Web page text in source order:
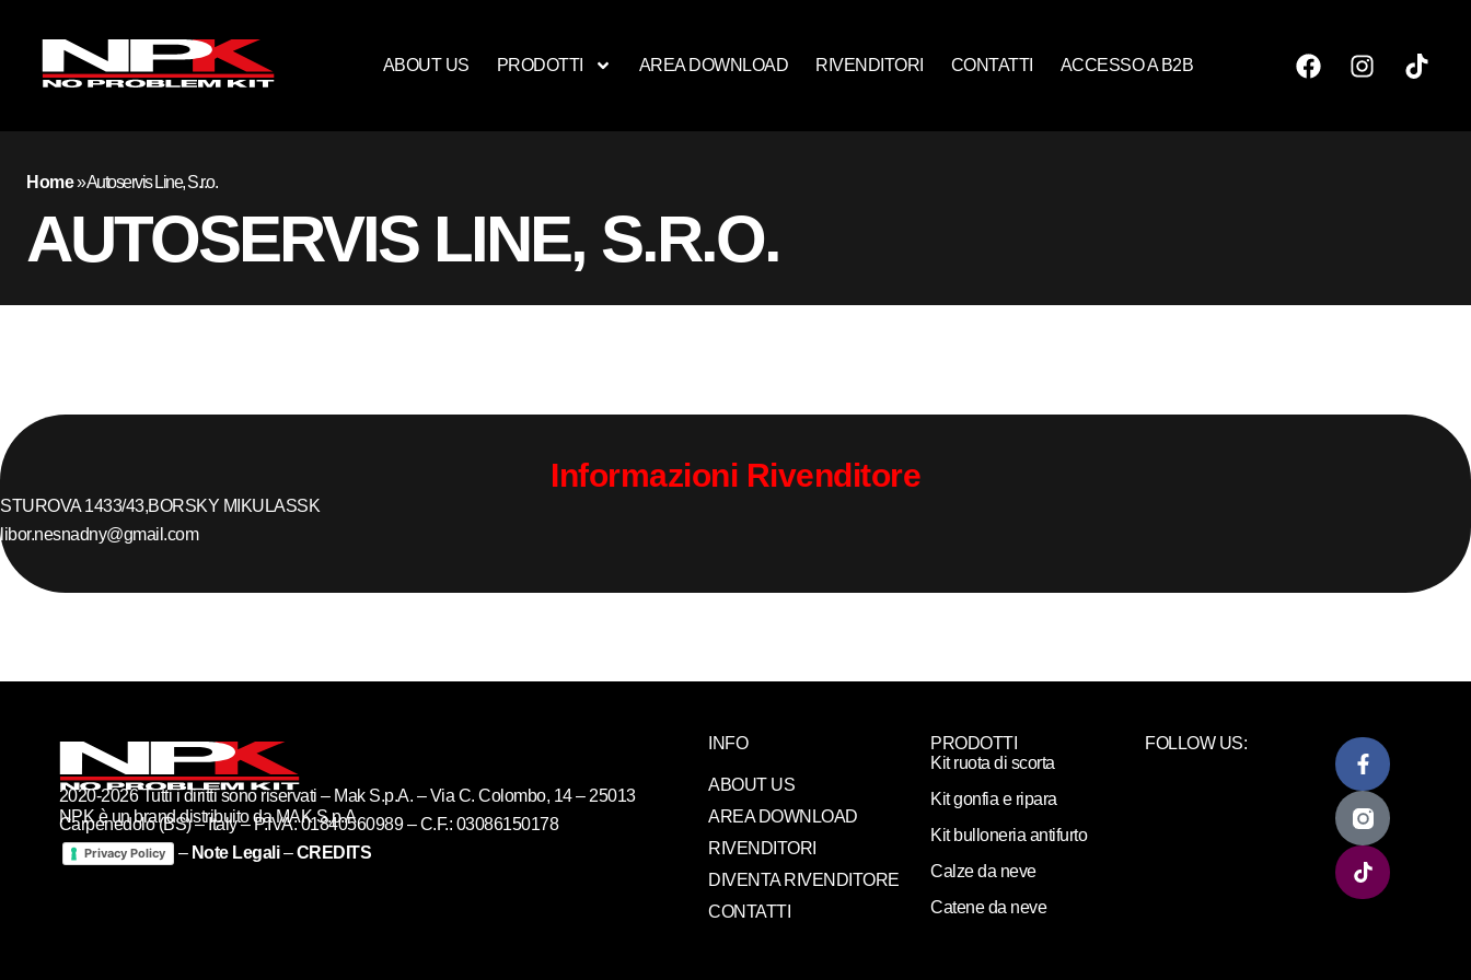
ABOUT US PRODOTTI AREA DOWNLOAD RIVENDITORI CONTATTI ACCESSO A B2B
Home»Autoservis Line, S.r.o.
AUTOSERVIS LINE, S.R.O.
Informazioni Rivenditore
STUROVA 1433/43,BORSKY MIKULASSK
libor.nesnadny@gmail.com
NPK è un brand distribuito da MAK S.p.A
2020-2026 Tutti i diritti sono riservati – Mak S.p.A. – Via C. Colombo, 14 – 25013
Carpenedolo (BS) – Italy – P.IVA: 01840560989 – C.F.: 03086150178
Privacy Policy – Note Legali–CREDITS
INFO
ABOUT US
AREA DOWNLOAD
RIVENDITORI
DIVENTA RIVENDITORE
CONTATTI
PRODOTTI
Kit ruota di scorta
Kit gonfia e ripara
Kit bulloneria antifurto
Calze da neve
Catene da neve
FOLLOW US: